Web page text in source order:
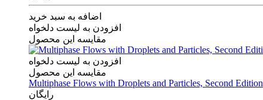
اضافه به سبد خرید
افزودن به لیست دلخواه
مقایسه این محصول
افزودن به لیست دلخواه
مقایسه این محصول
Multiphase Flows with Droplets and Particles, Second Edition
رایگان